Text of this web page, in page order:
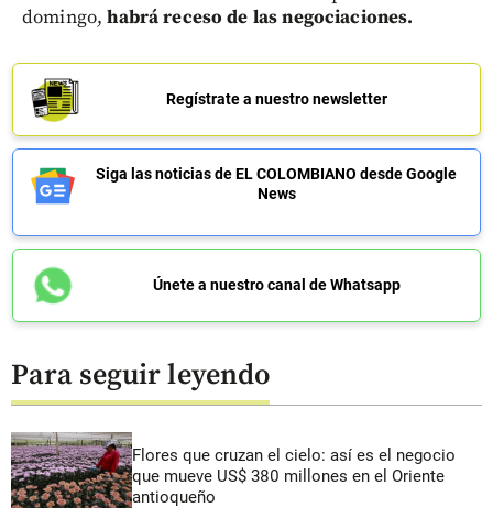
domingo,habrá receso de las negociaciones.
Regístrate a nuestro newsletter
Siga las noticias de EL COLOMBIANO desde Google
News
Únete a nuestro canal de Whatsapp
Para seguir leyendo
Flores que cruzan el cielo: así es el negocio
que mueve US$ 380 millones en el Oriente
antioqueño